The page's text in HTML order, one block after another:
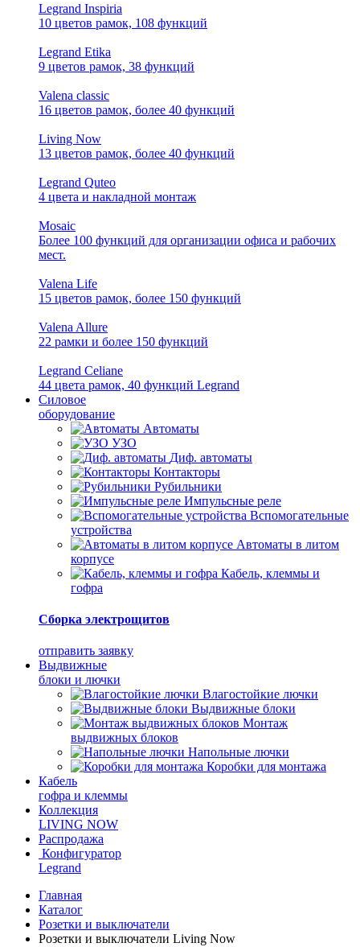
Legrand Inspiria
10 цветов рамок, 108 функций
Legrand Etika
9 цветов рамок, 38 функций
Valena classic
16 цветов рамок, более 40 функций
Living Now
13 цветов рамок, более 40 функций
Legrand Quteo
4 цвета и накладной монтаж
Mosaic
Более 100 функций для организации офиса и рабочих
мест.
Valena Life
15 цветов рамок, более 150 функций
Valena Allure
22 рамки и более 150 функций
Legrand Celiane
44 цвета рамок, 40 функций Legrand
Силовое
оборудование
Автоматы
УЗО
Диф. автоматы
Контакторы
Рубильники
Импульсные реле
Вспомогательные
устройства
Автоматы в литом
корпусе
Кабель, клеммы и
гофра
Сборка электрощитов
отправить заявку
Выдвижные
блоки и лючки
Влагостойкие лючки
Выдвижные блоки
Монтаж
выдвижных блоков
Напольные лючки
Коробки для монтажа
Кабель
гофра и клеммы
Коллекция
LIVING NOW
Распродажа
Конфигуратор
Legrand
Главная
Каталог
Розетки и выключатели
Розетки и выключатели Living Now